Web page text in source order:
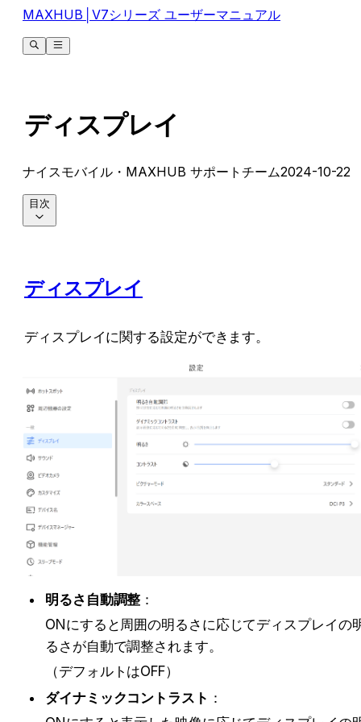
MAXHUB│V7シリーズ ユーザーマニュアル
ディスプレイ
ナイスモバイル・MAXHUB サポートチーム2024-10-22
ディスプレイ
ディスプレイに関する設定ができます。
明るさ自動調整 ：
ONにすると周囲の明るさに応じてディスプレイの
るさが自動で調整されます。
（デフォルトはOFF）
ダイナミックコントラスト ：
目次